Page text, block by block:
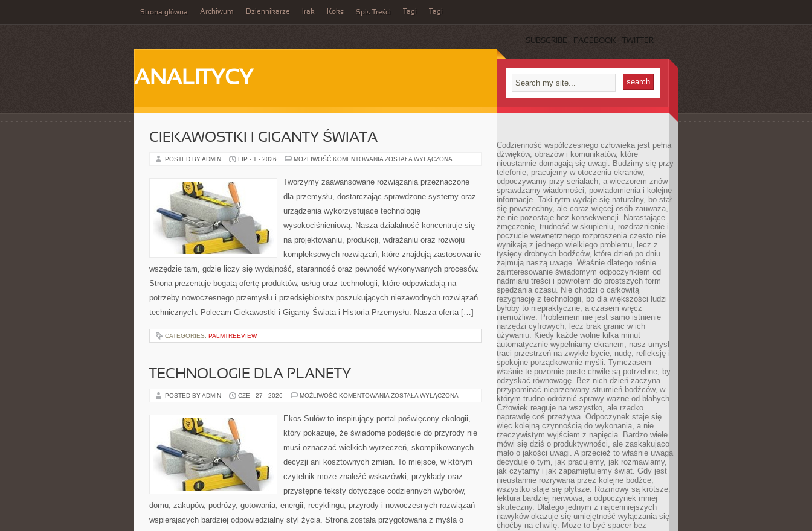
Strona główna Archiwum Dziennikarze Irak Koks Spis Treści Tagi Tagi
SUBSCRIBE FACEBOOK TWITTER
ANALITYCY
CIEKAWOSTKI I GIGANTY ŚWIATA
POSTED BY ADMIN LIP - 1 - 2026 MOŻLIWOŚĆ KOMENTOWANIA CIEKAWOSTKI
ŚWIATA
ZOSTAŁA WYŁĄCZONA
Tworzymy zaawansowane rozwiązania przeznaczone
dla przemysłu, dostarczając sprawdzone systemy oraz
urządzenia wykorzystujące technologię
wysokociśnieniową. Nasza działalność koncentruje się
na projektowaniu, produkcji, wdrażaniu oraz rozwoju
kompleksowych rozwiązań, które znajdują zastosowanie
wszędzie tam, gdzie liczy się wydajność, staranność oraz pewność wykonywanych procesów.
Strona prezentuje bogatą ofertę produktów, usług oraz technologii, które odpowiadają na
potrzeby nowoczesnego przemysłu i przedsiębiorstw poszukujących niezawodnych rozwiązań
technicznych. Polecam Ciekawostki i Giganty Świata i Historia Przemysłu. Nasza oferta […]
CATEGORIES: PALMTREEVIEW
TECHNOLOGIE DLA PLANETY
POSTED BY ADMIN CZE - 27 - 2026 MOŻLIWOŚĆ KOMENTOWANIA TECHNOLOGIE
ZOSTAŁA WYŁĄCZONA
Ekos-Sułów to inspirujący portal poświęcony ekologii,
który pokazuje, że świadome podejście do przyrody nie
musi oznaczać wielkich wyrzeczeń, skomplikowanych
decyzji ani kosztownych zmian. To miejsce, w którym
czytelnik może znaleźć wskazówki, przykłady oraz
przystępne teksty dotyczące codziennych wyborów,
domu, zakupów, podróży, gotowania, energii, recyklingu, przyrody i nowoczesnych rozwiązań
wspierających bardziej odpowiedzialny styl życia. Strona została przygotowana z myślą o
Codzienność współczesnego człowieka jest pełna
dźwięków, obrazów i komunikatów, które
nieustannie domagają się uwagi. Budzimy się przy
telefonie, pracujemy w otoczeniu ekranów,
odpoczywamy przy serialach, a wieczorem znów
sprawdzamy wiadomości, powiadomienia i kolejne
informacje. Taki rytm wydaje się naturalny, bo stał
się powszechny, ale coraz więcej osób zauważa,
że nie pozostaje bez konsekwencji. Narastające
zmęczenie, trudność w skupieniu, rozdrażnienie i
poczucie wewnętrznego rozproszenia często nie
wynikają z jednego wielkiego problemu, lecz z
tysięcy drobnych bodźców, które dzień po dniu
zajmują naszą uwagę. Właśnie dlatego rośnie
zainteresowanie świadomym odpoczynkiem od
nadmiaru treści i powrotem do prostszych form
spędzania czasu. Nie chodzi o całkowitą
rezygnację z technologii, bo dla większości ludzi
byłoby to niepraktyczne, a czasem wręcz
niemożliwe. Problemem nie jest samo istnienie
narzędzi cyfrowych, lecz brak granic w ich
używaniu. Kiedy każde wolne kilka minut
automatycznie wypełniamy ekranem, nasz umysł
traci przestrzeń na zwykłe bycie, nudę, refleksję i
spokojne porządkowanie myśli. Tymczasem
właśnie te pozornie puste chwile są potrzebne, by
odzyskać równowagę. Bez nich dzień zaczyna
przypominać nieprzerwany strumień bodźców, w
którym trudno odróżnić sprawy ważne od błahych.
Człowiek reaguje na wszystko, ale rzadko
naprawdę coś przeżywa. Odpoczynek staje się
więc kolejną czynnością do wykonania, a nie
rzeczywistym wyjściem z napięcia. Bardzo wiele
mówi się dziś o produktywności, ale zaskakująco
mało o jakości uwagi. A przecież to właśnie uwaga
decyduje o tym, jak pracujemy, jak rozmawiamy,
jak czytamy i jak zapamiętujemy świat. Gdy jest
nieustannie rozrywana przez kolejne bodźce,
wszystko staje się płytsze. Rozmowy są krótsze,
lektura bardziej nerwowa, a odpoczynek mniej
skuteczny. Dlatego jednym z najcenniejszych
nawyków okazuje się umiejętność wyłączania się
choćby na chwilę. Może to być spacer bez